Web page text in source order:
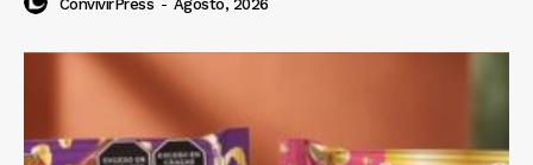
ConvivirPress - Agosto, 2026